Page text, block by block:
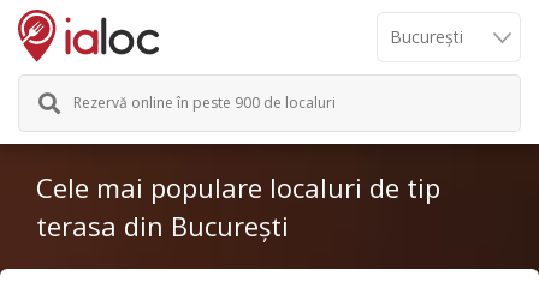
Rezervă online în peste 900 de localuri
Cele mai populare localuri de tip
terasa din București